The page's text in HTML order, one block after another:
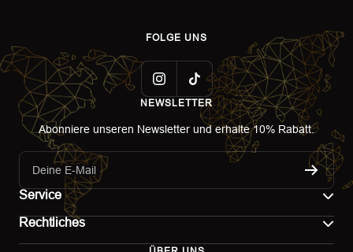
FOLGE UNS
NEWSLETTER
Abonniere unseren Newsletter und erhalte 10% Rabatt.
Deine E-Mail
Service
Rechtliches